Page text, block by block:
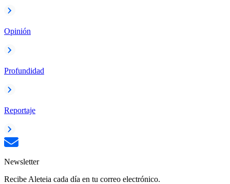
Opinión
Profundidad
Reportaje
Newsletter
Recibe Aleteia cada día en tu correo electrónico.